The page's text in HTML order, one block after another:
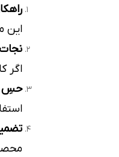
این
اگر
حسِ